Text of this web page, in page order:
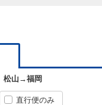
松山 →福岡
直行便のみ